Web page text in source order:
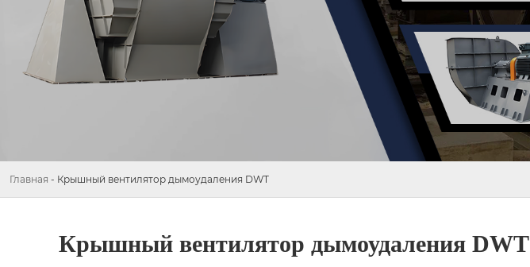
Главная - Крышный вентилятор дымоудаления DWT
Крышный вентилятор дымоудаления DWT